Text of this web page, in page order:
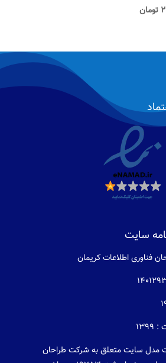
تومانقیمت
است.
سایت
فناوری اطلاعات كريمان
مدل سایت متعلق به شرکت طراحان